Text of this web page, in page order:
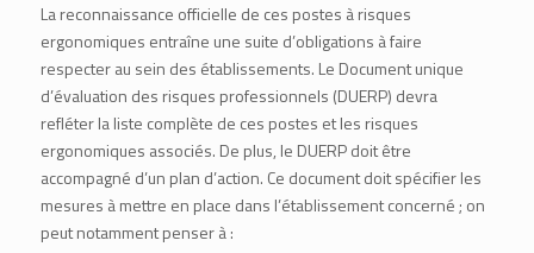
La reconnaissance officielle de ces postes à risques
ergonomiques entraîne une suite d’obligations à faire
respecter au sein des établissements. Le Document unique
d’évaluation des risques professionnels (DUERP) devra
refléter la liste complète de ces postes et les risques
ergonomiques associés. De plus, le DUERP doit être
accompagné d’un plan d’action. Ce document doit spécifier les
mesures à mettre en place dans l’établissement concerné ; on
peut notamment penser à :